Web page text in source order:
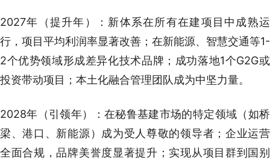
2027年（提升年）：新体系在所有在建项目中成熟运
行，项目平均利润率显著改善；在新能源、智慧交通等1-
2个优势领域形成差异化技术品牌；成功落地1个G2G或
投资带动项目；本土化融合管理团队成为中坚力量。
2028年（引领年）：在秘鲁基建市场的特定领域（如桥
梁、港口、新能源）成为受人尊敬的领导者；企业运营
全面合规，品牌美誉度显著提升；实现从项目群到国别